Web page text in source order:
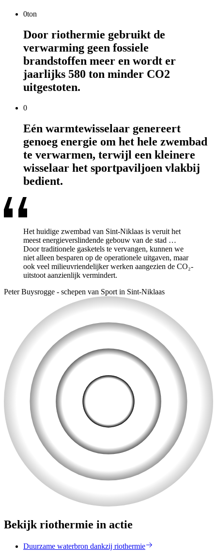
0ton
Door riothermie gebruikt de
verwarming geen fossiele
brandstoffen meer en wordt er
jaarlijks 580 ton minder CO2
uitgestoten.
0
Eén warmtewisselaar genereert
genoeg energie om het hele zwembad
te verwarmen, terwijl een kleinere
wisselaar het sportpaviljoen vlakbij
bedient.
Het huidige zwembad van Sint-Niklaas is veruit het
meest energieverslindende gebouw van de stad …
Door traditionele gasketels te vervangen, kunnen we
niet alleen besparen op de operationele uitgaven, maar
ook veel milieuvriendelijker werken aangezien de CO₂-
uitstoot aanzienlijk vermindert.
Peter Buysrogge - schepen van Sport in Sint-Niklaas
Bekijk riothermie in actie
Duurzame waterbron dankzij riothermie